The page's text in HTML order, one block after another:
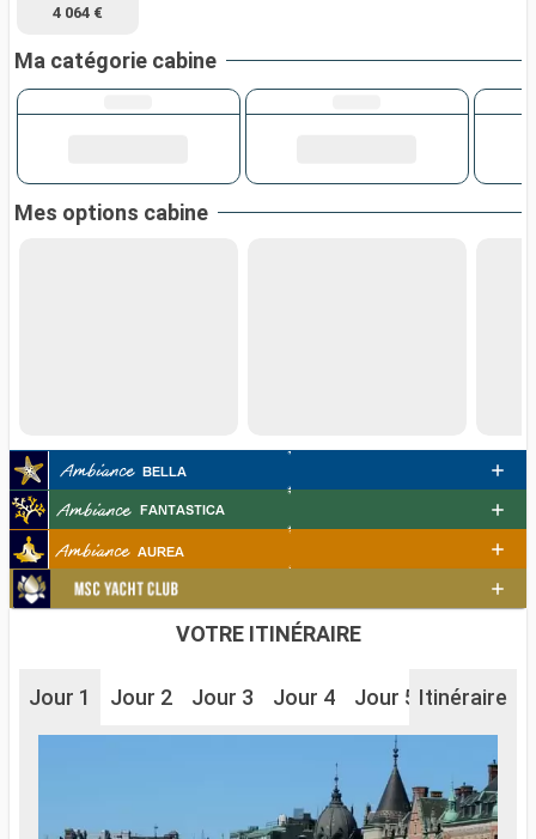
4 064 €
Ma catégorie cabine
Mes options cabine
VOTRE ITINÉRAIRE
Jour 1 Jour 2 Jour 3 Jour 4 Jour 5 Jour 6
Itinéraire